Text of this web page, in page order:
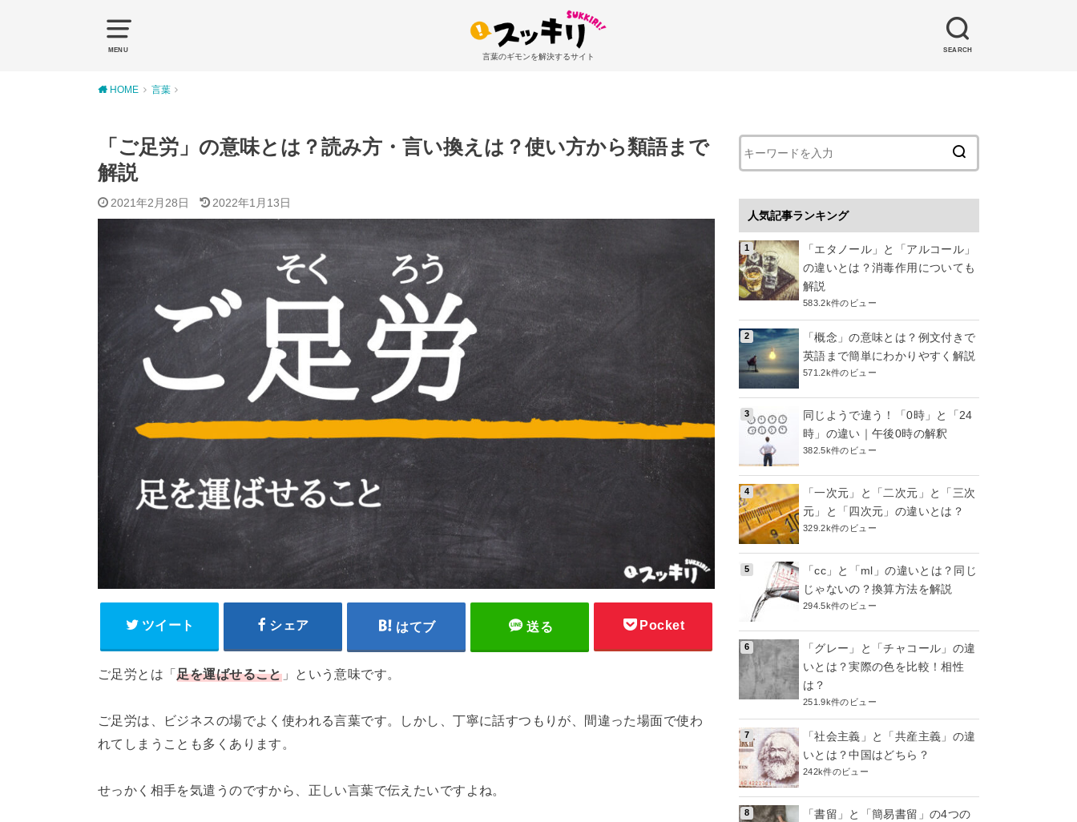
MENU SEARCH
言葉のギモンを解決するサイト
HOME 言葉
「ご足労」の意味とは？読み方・言い換えは？使い方から類語まで
解説
2021年2月28日 2022年1月13日
ツイート シェア はてブ 送る Pocket
ご足労とは「 足を運ばせること」という意味です。
ご足労は、ビジネスの場でよく使われる言葉です。しかし、丁寧に話すつもりが、間違った場面で使わ
れてしまうことも多くあります。
せっかく相手を気遣うのですから、正しい言葉で伝えたいですよね。
人気記事ランキング
「エタノール」と「アルコール」
の違いとは？消毒作用についても
解説
583.2k件のビュー
「概念」の意味とは？例文付きで
英語まで簡単にわかりやすく解説
571.2k件のビュー
同じようで違う！「0時」と「24
時」の違い｜午後0時の解釈
382.5k件のビュー
「一次元」と「二次元」と「三次
元」と「四次元」の違いとは？
329.2k件のビュー
「cc」と「ml」の違いとは？同じ
じゃないの？換算方法を解説
294.5k件のビュー
「グレー」と「チャコール」の違
いとは？実際の色を比較！相性
は？
251.9k件のビュー
「社会主義」と「共産主義」の違
いとは？中国はどちら？
242k件のビュー
「書留」と「簡易書留」の4つの